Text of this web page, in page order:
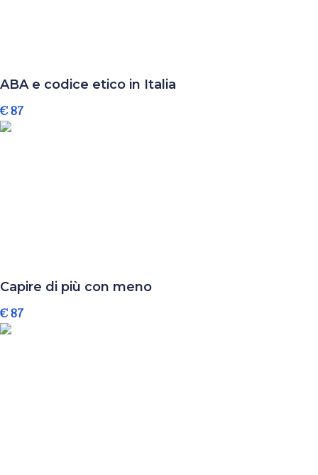
ABA e codice etico in Italia
€ 87
Capire di più con meno
€ 87